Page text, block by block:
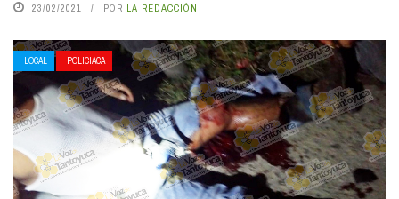
23/02/2021 POR LA REDACCIÓN
LOCAL POLICIACA